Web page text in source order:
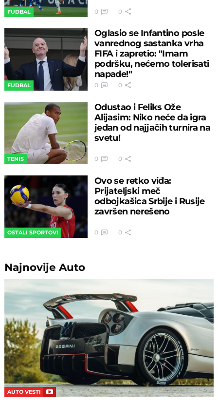
FUDBAL 0 0
FUDBAL
Oglasio se Infantino posle
vanrednog sastanka vrha
FIFA i zapretio: "Imam
podršku, nećemo tolerisati
napade!"
0 0
TENIS
Odustao i Feliks Ože
Alijasim: Niko neće da igra
jedan od najjačih turnira na
svetu!
0 0
OSTALI SPORTOVI
Ovo se retko viđa:
Prijateljski meč
odbojkašica Srbije i Rusije
završen nerešeno
0 0
NajnovijeAuto
AUTO VESTI